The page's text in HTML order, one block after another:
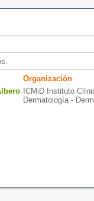
Organización
ICMiD Instituto
Dermatología -